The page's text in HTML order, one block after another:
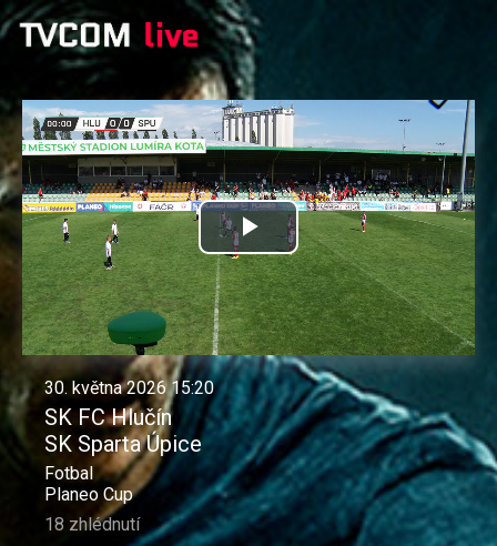
Přehrát
video
30. května 2026 15:20
SK FC Hlučín
SK Sparta Úpice
Fotbal
Planeo Cup
18 zhlédnutí